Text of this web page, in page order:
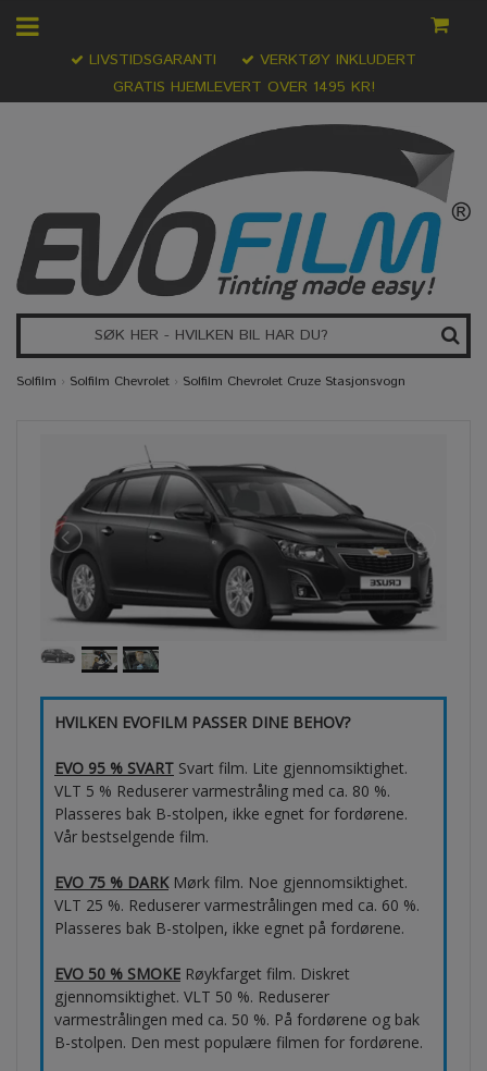
GRATIS HJEMLEVERT OVER 1495 KR!
LIVSTIDSGARANTI VERKTØY INKLUDERT
Solfilm › Solfilm Chevrolet › Solfilm Chevrolet Cruze Stasjonsvogn
HVILKEN EVOFILM PASSER DINE BEHOV?
EVO 95 % SVART Svart film. Lite gjennomsiktighet.
VLT 5 % Reduserer varmestråling med ca. 80 %.
Plasseres bak B-stolpen, ikke egnet for fordørene.
Vår bestselgende film.
EVO 75 % DARKMørk film. Noe gjennomsiktighet.
VLT 25 %. Reduserer varmestrålingen med ca. 60 %.
Plasseres bak B-stolpen, ikke egnet på fordørene.
EVO 50 % SMOKE Røykfarget film. Diskret
gjennomsiktighet. VLT 50 %. Reduserer
varmestrålingen med ca. 50 %. På fordørene og bak
B-stolpen. Den mest populære filmen for fordørene.